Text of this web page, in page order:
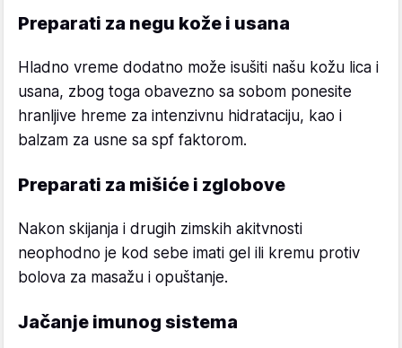
Preparati za negu kože i usana
Hladno vreme dodatno može isušiti našu kožu lica i
usana, zbog toga obavezno sa sobom ponesite
hranljive hreme za intenzivnu hidrataciju, kao i
balzam za usne sa spf faktorom.
Preparati za mišiće i zglobove
Nakon skijanja i drugih zimskih akitvnosti
neophodno je kod sebe imati gel ili kremu protiv
bolova za masažu i opuštanje.
Jačanje imunog sistema